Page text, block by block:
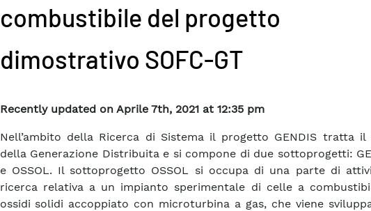
combustibile del progetto
dimostrativo SOFC-GT
Recently updated on Aprile 7th, 2021 at 12:35 pm
Nell’ambito della Ricerca di Sistema il progetto GENDIS tratta il
della Generazione Distribuita e si compone di due sottoprogetti:
e OSSOL. Il sottoprogetto OSSOL si occupa di una parte di
ricerca relativa a un impianto sperimentale di celle a
ossidi solidi accoppiato con microturbina a gas, che viene